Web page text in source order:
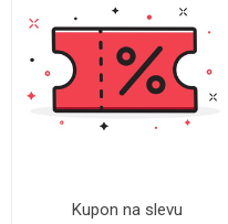
Kupon na slevu